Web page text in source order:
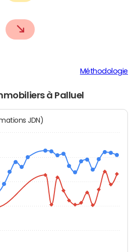
Méthodologie
à Palluel
estimations JDN)